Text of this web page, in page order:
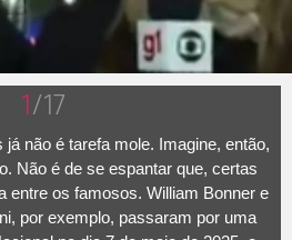
1/17
não é tarefa mole. Imagine, então,
Não é de se espantar que, certas
entre os famosos. William Bonner e
por exemplo, passaram por uma